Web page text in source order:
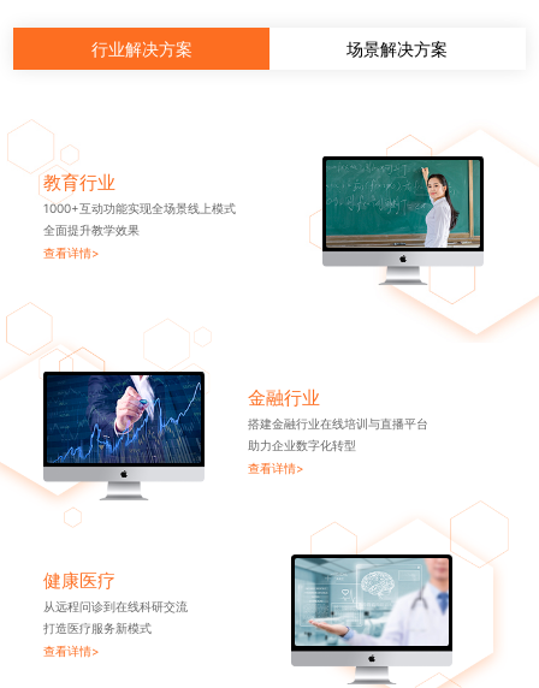
行业解决方案 场景解决方案
教育行业
1000+互动功能实现全场景线上模式
全面提升教学效果
查看详情>
金融行业
搭建金融行业在线培训与直播平台
助力企业数字化转型
查看详情>
健康医疗
从远程问诊到在线科研交流
打造医疗服务新模式
查看详情>